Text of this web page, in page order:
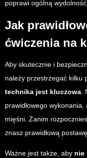
poprawi ogólną
Jak
ćwiczenia na
Aby skutecznie i
należy przestrzegać kilku
technika jest kluczowa.
prawidłowego
mięśni. Zanim
znasz prawidłową
Ważne jest także, aby nie